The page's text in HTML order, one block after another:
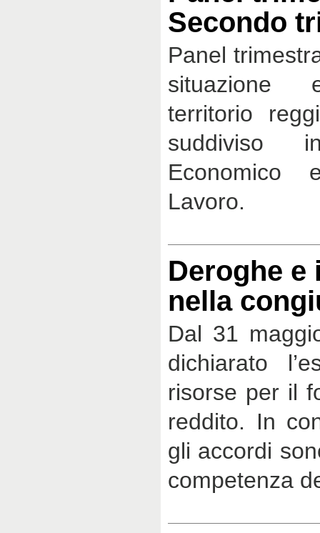
Secondo
Panel
situazione
territorio
suddiviso
Economico
Lavoro.
Deroghe e
nella
Dal 31
dichiarato
risorse per il
reddito. In
gli accordi
competenza